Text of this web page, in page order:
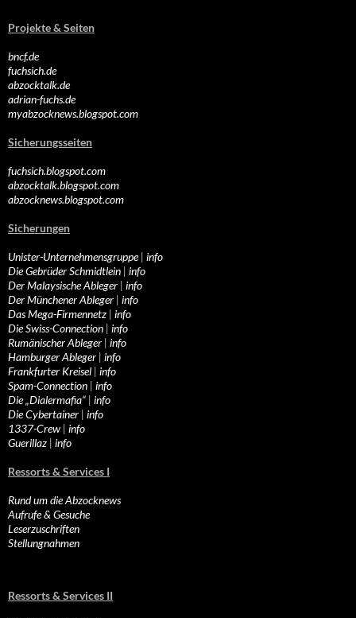
Projekte & Seiten
bncf.de
fuchsich.de
abzocktalk.de
adrian-fuchs.de
myabzocknews.blogspot.com
Sicherungsseiten
fuchsich.blogspot.com
abzocktalk.blogspot.com
abzocknews.blogspot.com
Sicherungen
Unister-Unternehmensgruppe| info
Die Gebrüder Schmidtlein | info
Der Malaysische Ableger | info
Der Münchener Ableger | info
Das Mega-Firmennetz | info
Die Swiss-Connection | info
Rumänischer Ableger | info
Hamburger Ableger | info
Frankfurter Kreisel | info
Spam-Connection | info
Die „Dialermafia“ | info
Die Cybertainer | info
1337-Crew | info
Guerillaz | info
Ressorts & Services I
Rund um die Abzocknews
Aufrufe & Gesuche
Leserzuschriften
Stellungnahmen
Ressorts & Services II